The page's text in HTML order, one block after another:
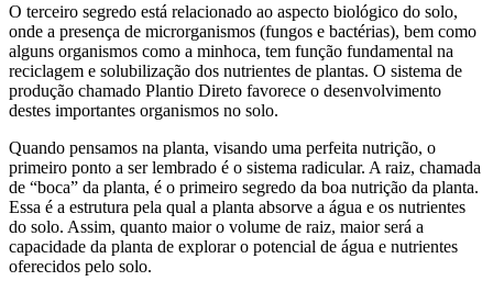
O terceiro segredo está relacionado ao aspecto biológico do solo,
onde a presença de microrganismos (fungos e bactérias), bem como
alguns organismos como a minhoca, tem função fundamental na
reciclagem e solubilização dos nutrientes de plantas. O sistema de
produção chamado Plantio Direto favorece o desenvolvimento
destes importantes organismos no solo.
Quando pensamos na planta, visando uma perfeita nutrição, o
primeiro ponto a ser lembrado é o sistema radicular. A raiz, chamada
de “boca” da planta, é o primeiro segredo da boa nutrição da planta.
Essa é a estrutura pela qual a planta absorve a água e os nutrientes
do solo. Assim, quanto maior o volume de raiz, maior será a
capacidade da planta de explorar o potencial de água e nutrientes
oferecidos pelo solo.